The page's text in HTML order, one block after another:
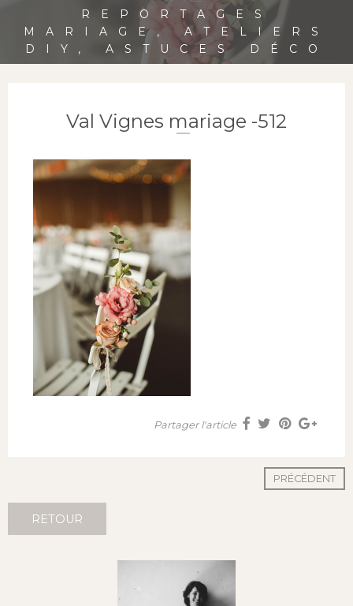
REPORTAGES
MARIAGE, ATELIERS
DIY, ASTUCES DÉCO
Val Vignes mariage -512
Partager l'article
PRÉCÉDENT
RETOUR